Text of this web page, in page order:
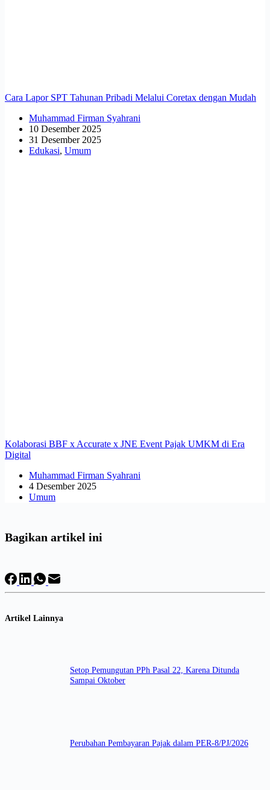
Cara Lapor SPT Tahunan Pribadi Melalui Coretax dengan Mudah
Muhammad Firman Syahrani
10 Desember 2025
31 Desember 2025
Edukasi, Umum
Kolaborasi BBF x Accurate x JNE Event Pajak UMKM di Era
Digital
Muhammad Firman Syahrani
4 Desember 2025
Umum
Bagikan artikel ini
Artikel Lainnya
Setop Pemungutan PPh Pasal 22, Karena Ditunda
Sampai Oktober
Perubahan Pembayaran Pajak dalam PER-8/PJ/2026